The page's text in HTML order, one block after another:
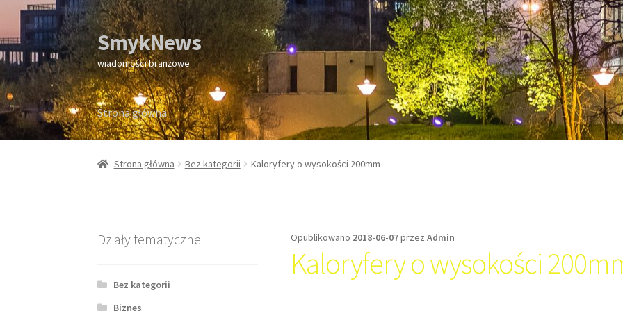
Przejdź
do
nawigacji
Przejdź
do
treści
SmykNews
wiadomości branżowe
Strona główna
Strona główna
Strona główna Bez kategorii Kaloryfery o wysokości 200mm
Opublikowano 2018-06-07przez Admin
Kaloryfery o wysokości
Działy tematyczne
Bez kategorii
Biznes